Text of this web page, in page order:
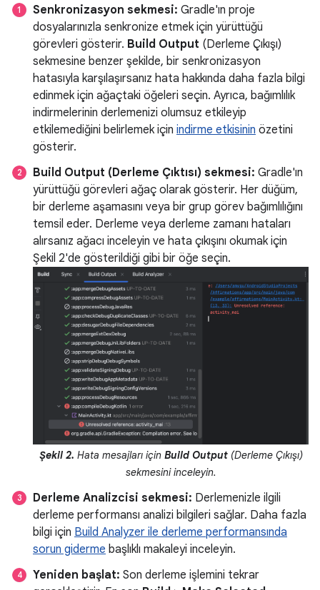
Senkronizasyon sekmesi: Gradle'ın proje
dosyalarınızla senkronize etmek için yürüttüğü
görevleri gösterir. Build Output (Derleme Çıkışı)
sekmesine benzer şekilde, bir senkronizasyon
hatasıyla karşılaşırsanız hata hakkında daha fazla bilgi
edinmek için ağaçtaki öğeleri seçin. Ayrıca, bağımlılık
indirmelerinin derlemenizi olumsuz etkileyip
etkilemediğini belirlemek için indirme etkisinin özetini
gösterir.
Build Output (Derleme Çıktısı) sekmesi: Gradle'ın
yürüttüğü görevleri ağaç olarak gösterir. Her düğüm,
bir derleme aşamasını veya bir grup görev bağımlılığını
temsil eder. Derleme veya derleme zamanı hataları
alırsanız ağacı inceleyin ve hata çıkışını okumak için
Şekil 2'de gösterildiği gibi bir öğe seçin.
Şekil 2. Hata mesajları için Build Output(Derleme Çıkışı)
sekmesini inceleyin.
Derleme Analizcisi sekmesi: Derlemenizle ilgili
derleme performansı analizi bilgileri sağlar. Daha fazla
bilgi için Build Analyzer ile derleme performansında
sorun giderme başlıklı makaleyi inceleyin.
Yeniden başlat: Son derleme işlemini tekrar